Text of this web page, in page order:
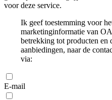
voor deze service.
Ik geef toestemming voor
marketinginformatie van
betrekking tot producten en
aanbiedingen, naar de
via:
E-mail